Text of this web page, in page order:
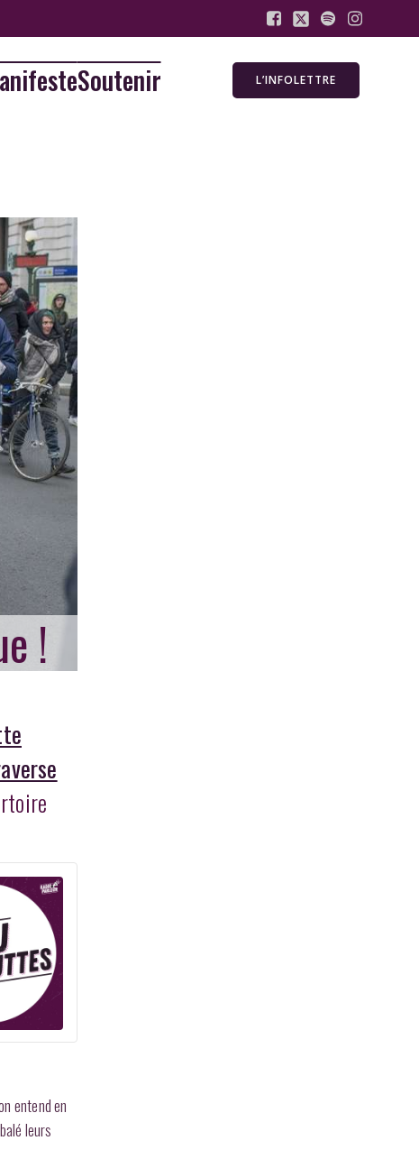
Soutenir L’INFOLETTRE
!
entend en
leurs